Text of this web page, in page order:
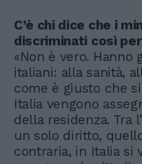
C’è chi dice che i
discriminati così
«Non è vero.
italiani: alla sanità,
come è giusto che
Italia vengono
della residenza. Tra
un solo diritto,
contraria, in Italia si